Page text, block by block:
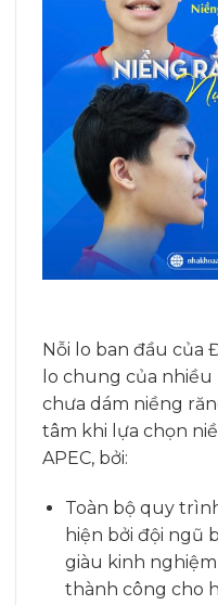
Nỗi lo ban đầu của
lo chung của
chưa dám niềng
tâm khi lựa chọn
APEC, bởi:
Toàn bộ quy
hiện bởi đội ngũ
giàu kinh
thành công cho